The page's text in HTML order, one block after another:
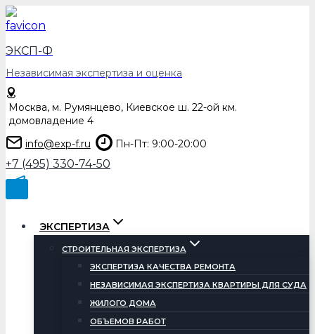
Перейти
к
содержимому
ЭКСП-Ф
Независимая экспертиза и оценка
Москва, м. Румянцево, Киевское ш. 22-ой км.
домовладение 4
info@exp-f.ru
Пн-Пт: 9:00-20:00
+7 (495) 330-74-50
ЭКСПЕРТИЗА
СТРОИТЕЛЬНАЯ ЭКСПЕРТИЗА
ЭКСПЕРТИЗА КАЧЕСТВА РЕМОНТА
НЕЗАВИСИМАЯ ЭКСПЕРТИЗА КВАРТИРЫ ДЛЯ СУДА
ЖИЛОГО ДОМА
ОБЪЕМОВ РАБОТ